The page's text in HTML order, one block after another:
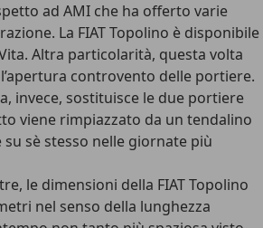
ad AMI che ha offerto varie
La FIAT Topolino è disponibile
Altra particolarità, questa volta
controvento delle portiere.
, invece, sostituisce le due portiere
viene rimpiazzato da un tendalino
sè stesso nelle giornate più
le dimensioni della FIAT Topolino
nel senso della lunghezza